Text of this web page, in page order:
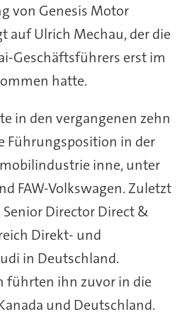
von Genesis Motor
auf Ulrich Mechau, der die
Geschäftsführers erst im
hatte.
in den vergangenen zehn
Führungsposition in der
inne, unter
FAW-Volkswagen. Zuletzt
Director Direct &
Direkt- und
in Deutschland.
führten ihn zuvor in die
und Deutschland.